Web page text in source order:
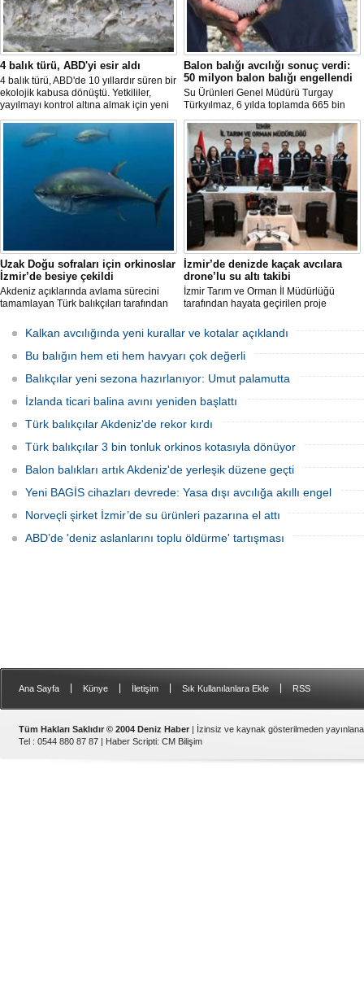
4 balık türü, ABD'yi esir aldı
4 balık türü, ABD'de 10 yıllardır süren bir
ekolojik kabusa dönüştü. Yetkililer,
yayılmayı kontrol altına almak için yeni
projeler geliştirirken, uzmanlar
tamamen yok edilmenin imkansız
olduğunu belirtiyor.
Balon balığı avcılığı sonuç verdi:
50 milyon balon balığı engellendi
Su Ürünleri Genel Müdürü Turgay
Türkyılmaz, 6 yılda toplamda 665 bin
balon balığının ekosistemden
uzaklaştırıldığını belirterek, "Balon balığı
avcılığı sayesinde, yaklaşık 50 milyon
yeni balon balığının ekosisteme
katılması önlendi." dedi.
Uzak Doğu sofraları için orkinoslar
İzmir’de besiye çekildi
Akdeniz açıklarında avlama sürecini
tamamlayan Türk balıkçıları tarafından
orkinoslar, Uzak Doğu ülkelerine ihraç
edilmek için özenle bakılıyor.
İzmir’de denizde kaçak avcılara
drone’lu su altı takibi
İzmir Tarım ve Orman İl Müdürlüğü
tarafından hayata geçirilen proje
faaliyetleri anlık olarak tespit edebilen
hava ve su altı dronları sahada aktif
olarak kullanılmaya başlandı.
Kalkan avcılığında yeni kurallar ve kotalar açıklandı
Bu balığın hem eti hem havyarı çok değerli
Balıkçılar yeni sezona hazırlanıyor: Umut palamutta
İzlanda ticari balina avını yeniden başlattı
Türk balıkçılar Akdeniz'de rekor kırdı
Türk balıkçılar 3 bin tonluk orkinos kotasıyla dönüyor
Balon balıkları artık Akdeniz'de yerleşik düzene geçti
Yeni BAGİS cihazları devrede: Yasa dışı avcılığa akıllı engel
Norveçli şirket İzmir’de su ürünleri pazarına el attı
ABD’de 'deniz aslanlarını toplu öldürme' tartışması
Ana Sayfa Künye İletişim Sık Kullanılanlara Ekle RSS
Tüm Hakları Saklıdır © 2004 Deniz Haber | İzinsiz ve kaynak gösterilmeden
Tel : 0544 880 87 87 | Haber Scripti: CM Bilişim